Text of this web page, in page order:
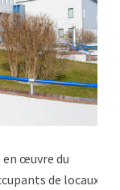
œuvre du
de locaux